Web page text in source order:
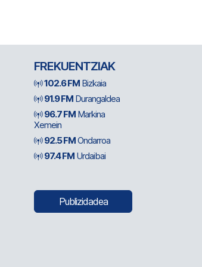
FREKUENTZIAK
102.6 FM Bizkaia
91.9 FM Durangaldea
96.7 FM Markina
Xemein
92.5 FMOndarroa
97.4 FM Urdaibai
Publizidadea